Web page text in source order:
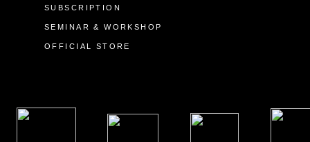
SUBSCRIPTION
SEMINAR & WORKSHOP
OFFICIAL STORE